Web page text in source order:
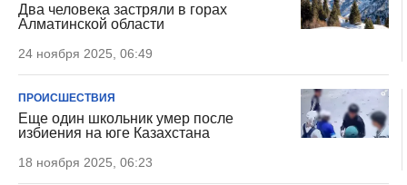
Два человека застряли в горах
Алматинской области
24 ноября 2025, 06:49
ПРОИСШЕСТВИЯ
Еще один школьник умер после
избиения на юге Казахстана
18 ноября 2025, 06:23